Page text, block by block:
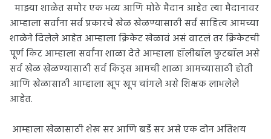
माझ्या शाळेत समोर एक भव्य आणि मोठे मैदान आहेत त्या मैदानावर
आम्हाला सर्वांना सर्व प्रकारचे खेळ खेळण्यासाठी सर्व साहित्य आमच्या
शाळेने दिलेले आहेत आम्हाला क्रिकेट खेळावं असं वाटलं तर क्रिकेटची
पूर्ण किट आम्हाला सर्वांना शाळा देते आम्हाला हॉलीबॉल फुटबॉल असे
सर्व खेळ खेळण्यासाठी सर्व किड्स आमची शाळा आमच्यासाठी होती
आणि खेळासाठी आम्हाला खूप खूप चांगले असे शिक्षक लाभलेले
आहेत.
आम्हाला खेळासाठी शेख सर आणि बर्डे सर असे एक दोन अतिशय